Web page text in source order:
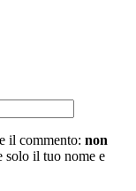
il commento: non
solo il tuo nome e